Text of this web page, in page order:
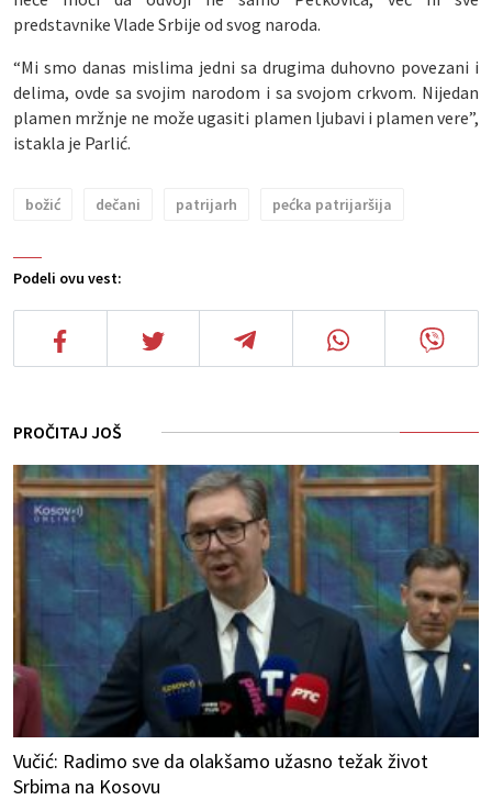
Podeli ovu vest:
predstavnike Vlade Srbije od svog naroda.
“Mi smo danas mislima jedni sa drugima duhovno povezani i
delima, ovde sa svojim narodom i sa svojom crkvom. Nijedan
plamen mržnje ne može ugasiti plamen ljubavi i plamen vere”,
istakla je Parlić.
božić dečani patrijarh pećka patrijaršija
PROČITAJ JOŠ
Vučić: Radimo sve da olakšamo užasno težak život
Srbima na Kosovu